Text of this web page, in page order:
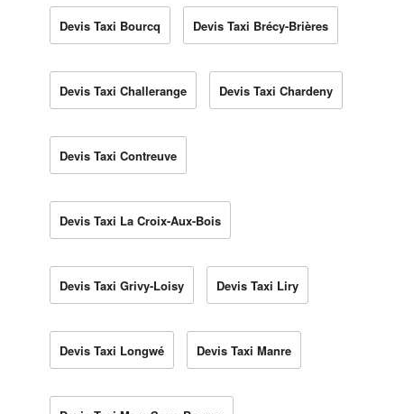
Devis Taxi Bourcq Devis Taxi Brécy-Brières
Devis Taxi Challerange Devis Taxi Chardeny
Devis Taxi Contreuve
Devis Taxi La Croix-Aux-Bois
Devis Taxi Grivy-Loisy Devis Taxi Liry
Devis Taxi Longwé Devis Taxi Manre